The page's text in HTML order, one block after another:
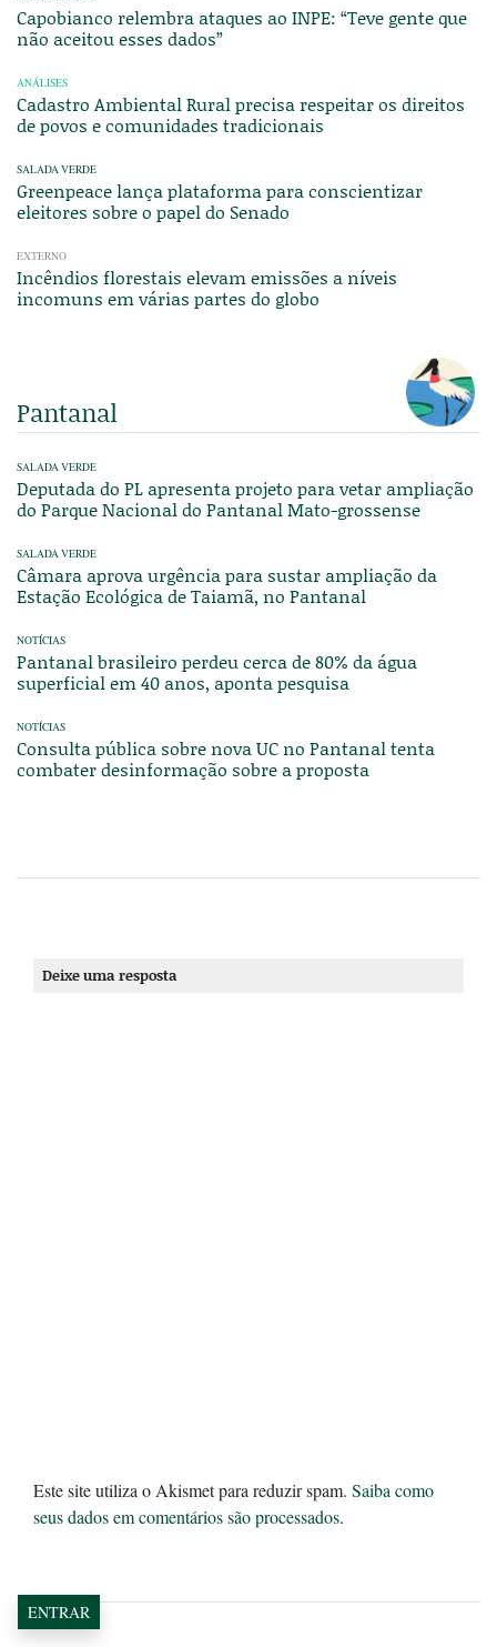
Capobianco relembra ataques ao INPE: “Teve gente que
não aceitou esses dados”
ANÁLISES
Cadastro Ambiental Rural precisa respeitar os direitos
de povos e comunidades tradicionais
SALADA VERDE
Greenpeace lança plataforma para conscientizar
eleitores sobre o papel do Senado
EXTERNO
Incêndios florestais elevam emissões a níveis
incomuns em várias partes do globo
Pantanal
SALADA VERDE
Deputada do PL apresenta projeto para vetar ampliação
do Parque Nacional do Pantanal Mato-grossense
SALADA VERDE
Câmara aprova urgência para sustar ampliação da
Estação Ecológica de Taiamã, no Pantanal
NOTÍCIAS
Pantanal brasileiro perdeu cerca de 80% da água
superficial em 40 anos, aponta pesquisa
NOTÍCIAS
Consulta pública sobre nova UC no Pantanal tenta
combater desinformação sobre a proposta
Deixe uma resposta
Este site utiliza o Akismet para reduzir spam. Saiba como
seus dados em comentários são processados.
ENTRAR